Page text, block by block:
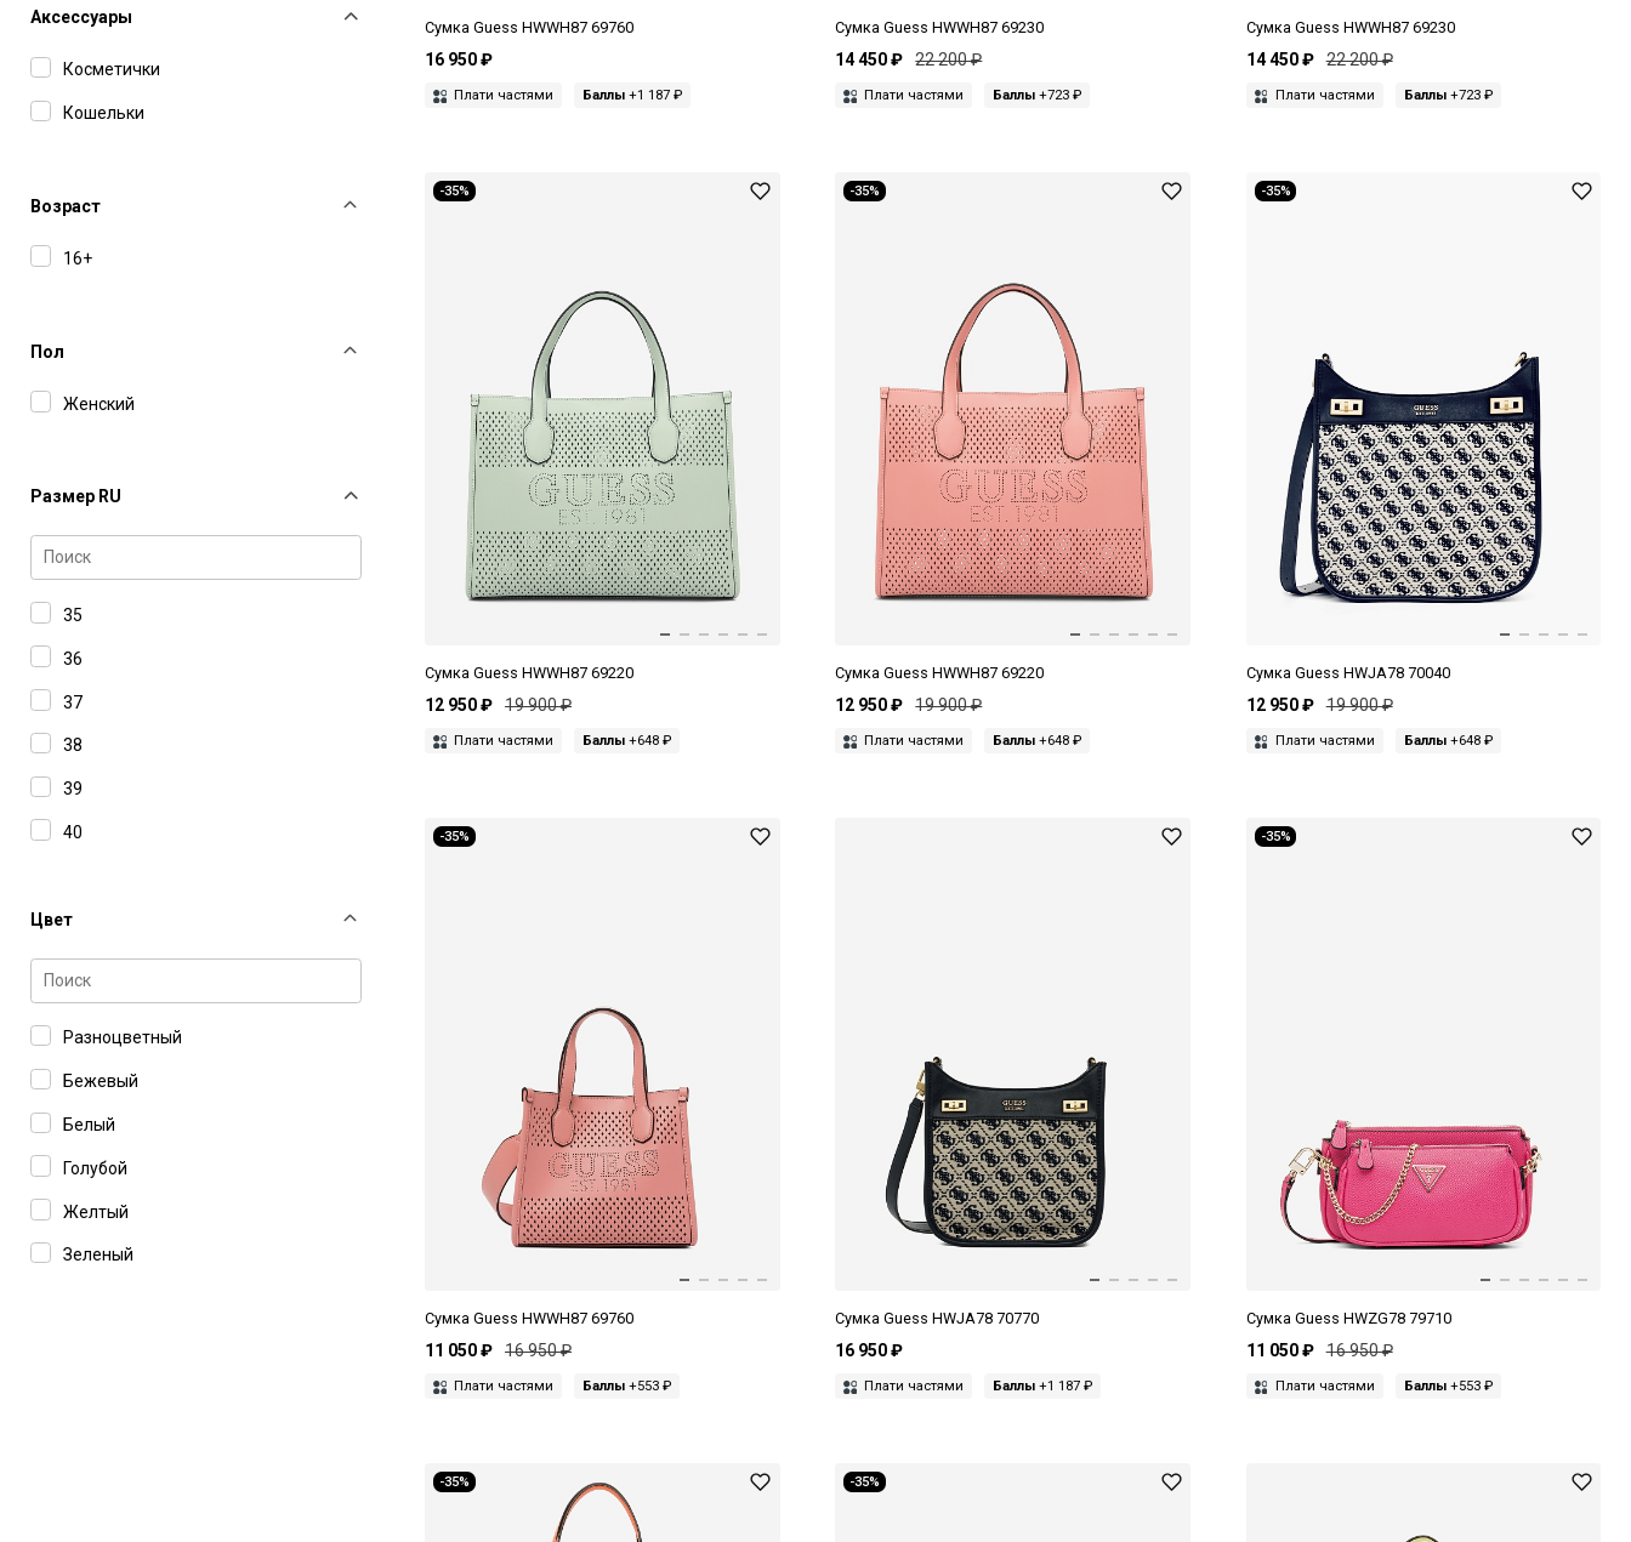
Аксессуары
Косметички
Кошельки
Возраст
16+
Пол
Женский
Размер RU
35
36
37
38
39
40
42
44
46
48
50
52
65B
70B
70C
Цвет
Разноцветный
Бежевый
Белый
Голубой
Желтый
Зеленый
Сумка Guess HWWH87 69760
16 950 ₽
Плати частями Баллы +1 187 ₽
Сумка Guess HWWH87 69230
14 450 ₽ 22 200 ₽
Плати частями Баллы +723 ₽
Сумка Guess HWWH87 69230
14 450 ₽ 22 200 ₽
Плати частями Баллы+723 ₽
-35%
Сумка Guess HWWH87 69220
12 950 ₽ 19 900 ₽
Плати частями Баллы +648 ₽
-35%
Сумка Guess HWWH87 69220
12 950 ₽ 19 900 ₽
Плати частями Баллы +648 ₽
-35%
Сумка Guess HWJA78 70040
12 950 ₽ 19 900 ₽
Плати частями Баллы+648 ₽
-35%
Сумка Guess HWWH87 69760
11 050 ₽ 16 950 ₽
Плати частями Баллы +553 ₽
Сумка Guess HWJA78 70770
16 950 ₽
Плати частями Баллы +1 187 ₽
-35%
Сумка Guess HWZG78 79710
11 050 ₽ 16 950 ₽
Плати частями Баллы+553 ₽
-35% -35%